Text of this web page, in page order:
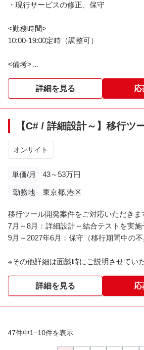
・現行サービスの修正、保守
<勤務時間>
10:00-19:00定時（調整可）
<備考>
詳細を見る 応
【C# / 詳細設計～】移行ツ
オンサイト
単価/月 43～53万円
勤務地 東京都,港区
移行ツール開発案件をご対応いただきま
7月～8月：詳細設計～結合テストを実施
9月～2027年6月：保守（移行期間中の不
※その他詳細は面談時にご説明させてい
詳細を見る 応
47件中1−10件を表示